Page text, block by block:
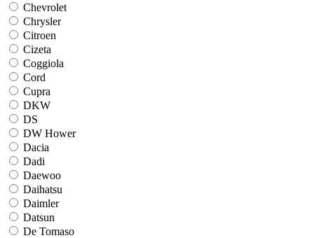
Chevrolet
Chrysler
Citroen
Cizeta
Coggiola
Cord
Cupra
DKW
DS
DW Hower
Dacia
Dadi
Daewoo
Daihatsu
Daimler
Datsun
De Tomaso